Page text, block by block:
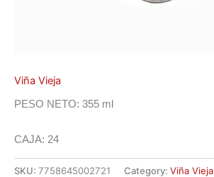
Viña Vieja
PESO NETO: 355 ml
CAJA: 24
SKU: 7758645002721 Category: Viña Vieja